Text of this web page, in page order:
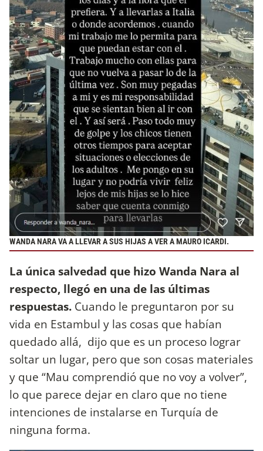
WANDA NARA VA A LLEVAR A SUS HIJAS A VER A MAURO ICARDI.
La única salvedad que hizo Wanda Nara al
respecto, llegó en una de las últimas
respuestas. Cuando le preguntaron por su
vida en Estambul y las cosas que habían
quedado allá, dijo que es un proceso lograr
soltar un lugar, pero que son cosas materiales
y que “Mau comprendió que no voy a volver”,
lo que parece dejar en claro que no tiene
intenciones de instalarse en Turquía de
ninguna forma.